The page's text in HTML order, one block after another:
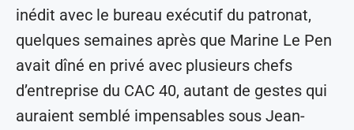
inédit avec le bureau exécutif du patronat,
quelques semaines après que Marine Le Pen
avait dîné en privé avec plusieurs chefs
d’entreprise du CAC 40, autant de gestes qui
auraient semblé impensables sous Jean-